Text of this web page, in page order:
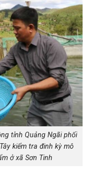
tỉnh Quảng Ngãi phối
kiểm tra đinh kỳ mô
ở xã Sơn Tinh